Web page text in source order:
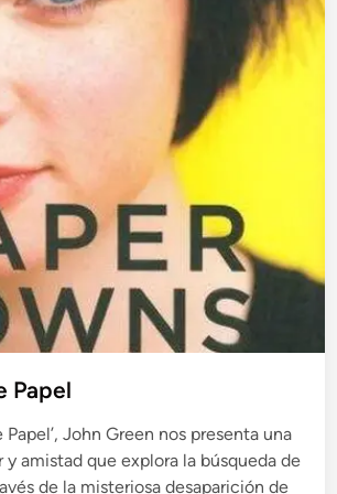
Papel
Papel’, John Green nos presenta una
y amistad que explora la búsqueda de
de la misteriosa desaparición de